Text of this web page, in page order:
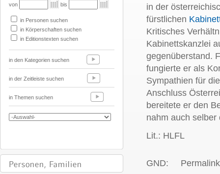
von bis
in Personen suchen
in Körperschaften suchen
in Editionstexten suchen
in den Kategorien suchen
in der Zeitleiste suchen
in Themen suchen
in der
fürstlichen
Kritisches
Kabinettskanzlei
gegenüberstand.
fungierte er als
Sympathien für
Anschluss
bereitete er den
nahm auch selber
Lit.: HLFL
GND: